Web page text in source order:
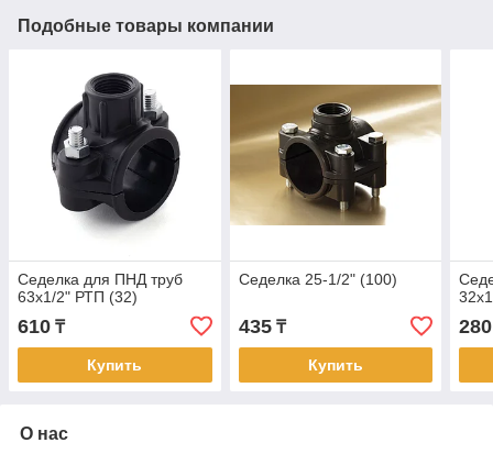
Подобные товары компании
Седелка для ПНД труб
63х1/2" РТП (32)
610 ₸
Купить
Седелка 25-1/2" (100)
435₸
Купить
280
О нас